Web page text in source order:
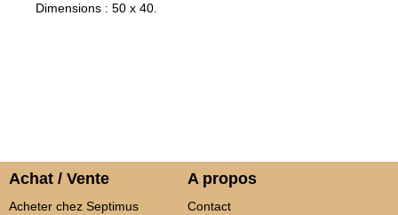
Dimensions : 50 x 40.
Achat / Vente
Acheter chez Septimus
A propos
Contact